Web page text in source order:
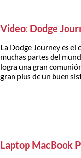
Video: Dodge
La Dodge Journey es el
muchas partes del
logra una gran
gran plus de un buen
Laptop MacBook